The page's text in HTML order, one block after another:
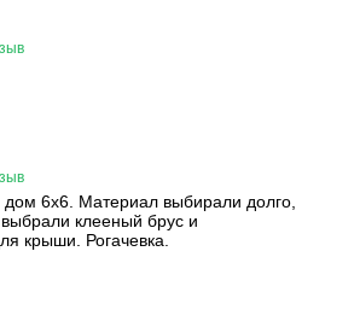
6х6. Материал выбирали долго,
клееный брус и
крыши. Рогачевка.